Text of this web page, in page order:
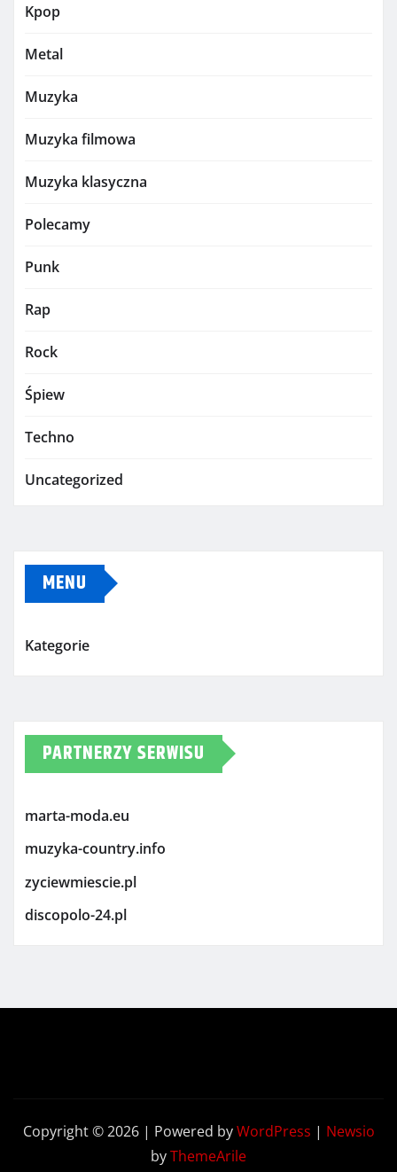
Kpop
Metal
Muzyka
Muzyka filmowa
Muzyka klasyczna
Polecamy
Punk
Rap
Rock
Śpiew
Techno
Uncategorized
MENU
Kategorie
PARTNERZY SERWISU
marta-moda.eu
muzyka-country.info
zyciewmiescie.pl
discopolo-24.pl
Copyright © 2026 | Powered byWordPress | Newsio
byThemeArile